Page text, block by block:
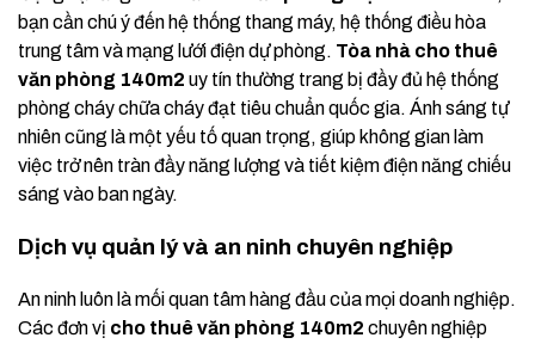
bạn cần chú ý đến hệ thống thang máy, hệ thống điều hòa
trung tâm và mạng lưới điện dự phòng. Tòa nhà cho thuê
văn phòng 140m2 uy tín thường trang bị đầy đủ hệ thống
phòng cháy chữa cháy đạt tiêu chuẩn quốc gia. Ánh sáng tự
nhiên cũng là một yếu tố quan trọng, giúp không gian làm
việc trở nên tràn đầy năng lượng và tiết kiệm điện năng chiếu
sáng vào ban ngày.
Dịch vụ quản lý và an ninh chuyên nghiệp
An ninh luôn là mối quan tâm hàng đầu của mọi doanh nghiệp.
Các đơn vị cho thuê văn phòng 140m2 chuyên nghiệp